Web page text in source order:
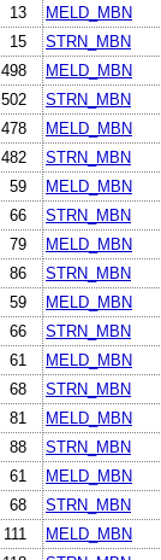
13 MELD_MBN
15 STRN_MBN
498 MELD_MBN
502 STRN_MBN
478 MELD_MBN
482 STRN_MBN
59 MELD_MBN
66 STRN_MBN
79 MELD_MBN
86 STRN_MBN
59 MELD_MBN
66 STRN_MBN
61 MELD_MBN
68 STRN_MBN
81 MELD_MBN
88 STRN_MBN
61 MELD_MBN
68 STRN_MBN
111 MELD_MBN